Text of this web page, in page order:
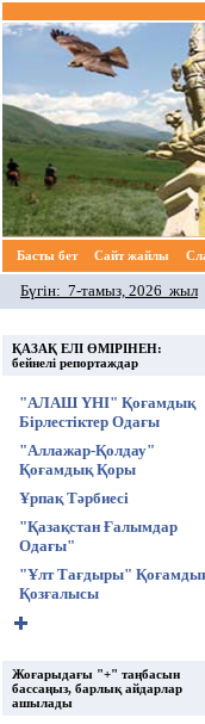
Басты бет Cайт жайлы
Бүгін: 7-тамыз, 2026 жыл
ҚАЗАҚ ЕЛІ ӨМІРІНЕН:
бейнелі репортаждар
"АЛАШ ҮНІ" Қоғамдық
Бірлестіктер Одағы
"Аллажар-Қолдау"
Қоғамдық Қоры
Ұрпақ Тәрбиесі
"Қазақстан Ғалымдар
Одағы"
"Ұлт Тағдыры"
Қозғалысы
Жоғарыдағы "+" таңбасын
бассаңыз, барлық айдарлар
ашылады